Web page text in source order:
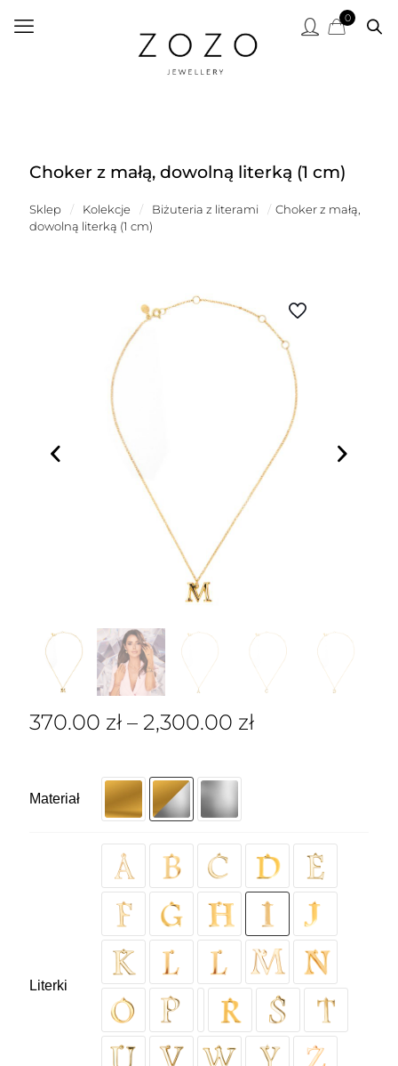
0
Choker z małą, dowolną literką (1 cm)
Sklep / Kolekcje / Biżuteria z literami / Choker z małą,
dowolną literką (1 cm)
370.00 zł – 2,300.00 zł
Materiał
Literki